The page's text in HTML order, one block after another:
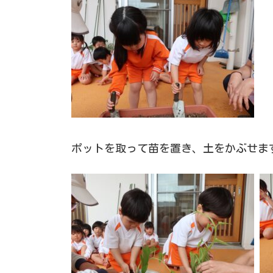
ポットを取って苗を置き、土をかぶせま